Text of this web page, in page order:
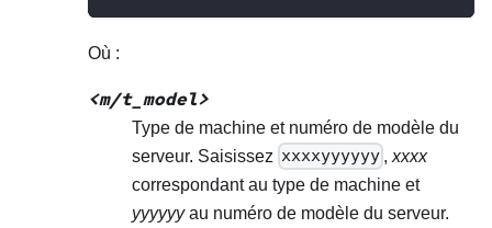
Où :
<m/t_model>
Type de machine et numéro de modèle du
serveur. Saisissez xxxxyyyyyy ,xxxx
correspondant au type de machine et
yyyyyyau numéro de modèle du serveur.